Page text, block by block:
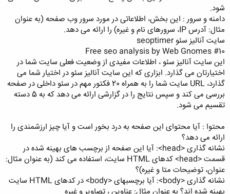
شود.
دامنه و سرور : این بخش، اطلاعاتی در مورد سرور وب صفحه (به عنوان
مثال: آدرس IP، سرورهای نام و غیره) را ارائه می دهد.
سایت آنالیز سئو seoptimer
#10 Free seo analysis by Web Gnomes
این سایت آنالیز سئو ، اطلاعات مفیدی از وضعیت فعلی سایت شما در
اختیارتان می گذارد. ابزاری که این سایت آنالیز سئو در اختیار شما می
گذارد، URL سایت شما را به همراه 20 فکتور مهم در سئو داخلی در صفحه
بررسی می کند و سپس نتایج را در گزارشی ارائه می دهد که به 5 دسته
تقسیم می شود.
محتوا : آیا محتوای این صفحه به درد بخور است و آیا چیز ارزشمندی را
ارائه می دهد؟
نشانه گذاری <head>: آیا این صفحه از برچسب های بهینه شده در
قسمت <head> کدهای HTML سایت، استفاده می کند (به عنوان مثال:
عنوان، توضیحات متا و غیره)؟
نشانه گذاری <body>: آیا برچسبهای <body> در کدهای HTML سایت
بهینه شده اند؟ به عنوان مثال: عناوین ، تصاویر و غیره